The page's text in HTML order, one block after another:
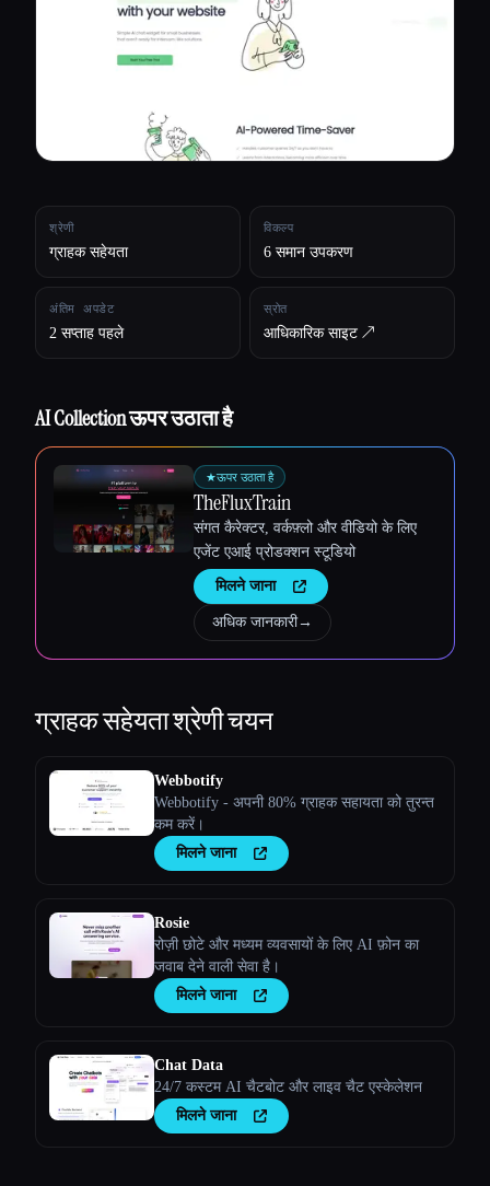
श्रेणी
ग्राहक सहेयता
विकल्प
6 समान उपकरण
अंतिम अपडेट
2 सप्ताह पहले
स्रोत
आधिकारिक साइट ↗︎
AI Collection ऊपर उठाता है
★ऊपर उठाता है
TheFluxTrain
संगत कैरेक्टर, वर्कफ़्लो और वीडियो के लिए
एजेंट एआई प्रोडक्शन स्टूडियो
मिलने जाना
अधिक जानकारी→
ग्राहक सहेयताश्रेणी चयन
Webbotify
Webbotify - अपनी 80% ग्राहक सहायता को तुरन्त
कम करें।
मिलने जाना
Rosie
रोज़ी छोटे और मध्यम व्यवसायों के लिए AI फ़ोन का
जवाब देने वाली सेवा है।
मिलने जाना
Chat Data
24/7 कस्टम AI चैटबोट और लाइव चैट एस्केलेशन
मिलने जाना